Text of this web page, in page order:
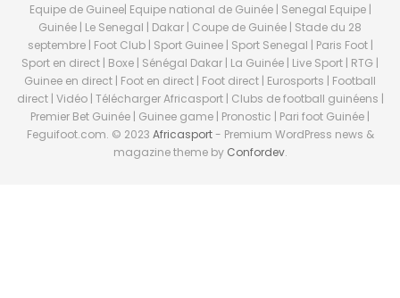
Equipe de Guinee| Equipe national de Guinée | Senegal Equipe |
Guinée | Le Senegal | Dakar | Coupe de Guinée | Stade du 28
septembre | Foot Club | Sport Guinee | Sport Senegal | Paris Foot |
Sport en direct | Boxe | Sénégal Dakar | La Guinée | Live Sport | RTG |
Guinee en direct | Foot en direct | Foot direct | Eurosports | Football
direct | Vidéo | Télécharger Africasport | Clubs de football guinéens |
Premier Bet Guinée | Guinee game | Pronostic | Pari foot Guinée |
Feguifoot.com. © 2023 Africasport- Premium WordPress news &
magazine theme by Confordev.